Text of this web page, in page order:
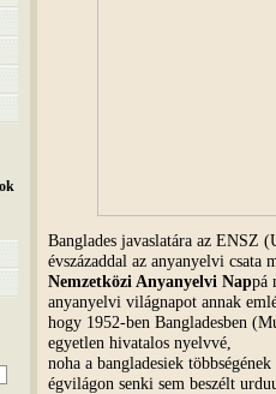
Banglades javaslatára az ENSZ
évszázaddal az anyanyelvi csata
Nemzetközi Anyanyelvi Nappá
anyanyelvi világnapot annak
hogy 1952-ben Bangladesben
egyetlen hivatalos nyelvvé,
noha a bangladesiek
égvilágon senki sem beszélt